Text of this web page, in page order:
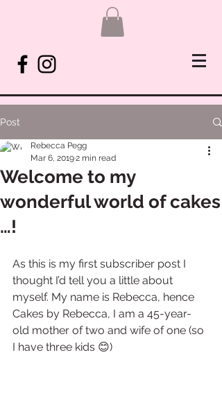
Post
Welcome to my
wonderful world of cakes
…!
Rebecca Pegg
Mar 6, 20192 min read
As this is my first subscriber post I
thought I’d tell you a little about
myself. My name is Rebecca, hence
Cakes by Rebecca, I am a 45-year-
old mother of two and wife of one (so
I have three kids 😊)